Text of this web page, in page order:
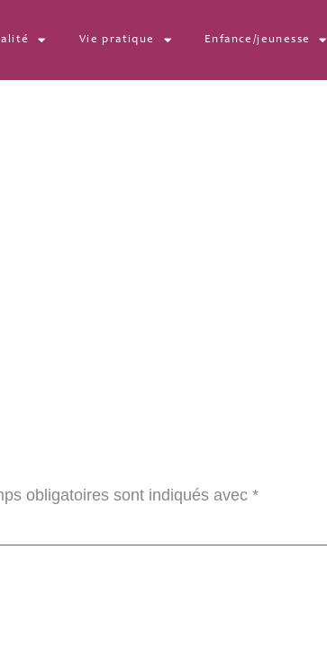
Vie pratique Enfance/jeunesse
obligatoires sont indiqués avec *